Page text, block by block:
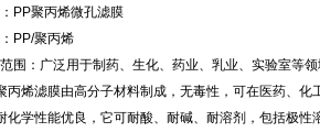
PP聚丙烯微孔滤膜
PP/聚丙烯
围：广泛用于制药、生化、药业、乳业、实验室等
丙烯滤膜由高分子材料制成，无毒性，可在医药、化
化学性能优良，它可耐酸、耐碱、耐溶剂，包括极性